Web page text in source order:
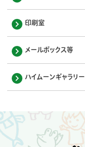
印刷室
メールボックス等
ハイムーンギャラリー